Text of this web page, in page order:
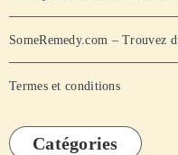
SomeRemedy.com – Trouvez
Termes et conditions
Catégories